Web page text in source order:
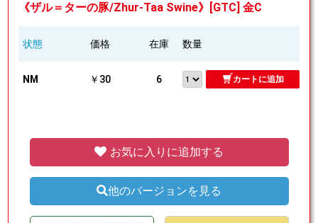
《ザル＝ターの豚/Zhur-Taa Swine》[GTC] 金C
状態 価格 在庫 数量
NM ￥30 6 カートに追加
お気に入りに追加する
他のバージョンを見る